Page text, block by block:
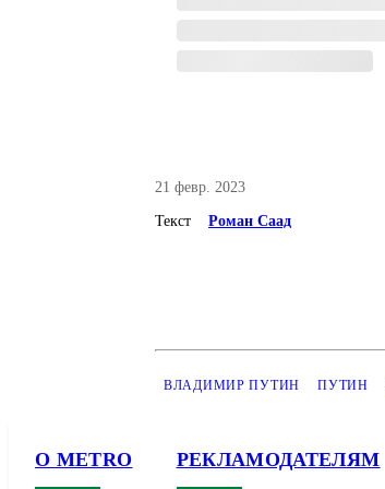
21 февр. 2023
Текст Роман Саад
ВЛАДИМИР ПУТИН ПУТИН
О METRO РЕКЛАМОДАТЕЛЯМ